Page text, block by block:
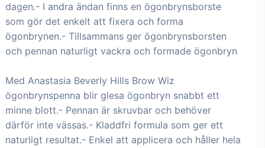
dagen.- I andra ändan finns en ögonbrynsborste
som gör det enkelt att fixera och forma
ögonbrynen.- Tillsammans ger ögonbrynsborsten
och pennan naturligt vackra och formade ögonbryn
Med Anastasia Beverly Hills Brow Wiz
ögonbrynspenna blir glesa ögonbryn snabbt ett
minne blott.- Pennan är skruvbar och behöver
därför inte vässas.- Kladdfri formula som ger ett
naturligt resultat.- Enkel att applicera och håller hela